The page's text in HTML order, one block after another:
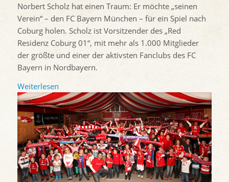
Norbert Scholz hat einen Traum: Er möchte „seinen
Verein“ – den FC Bayern München – für ein Spiel nach
Coburg holen. Scholz ist Vorsitzender des „Red
Residenz Coburg 01“, mit mehr als 1.000 Mitglieder
der größte und einer der aktivsten Fanclubs des FC
Bayern in Nordbayern.
Weiterlesen